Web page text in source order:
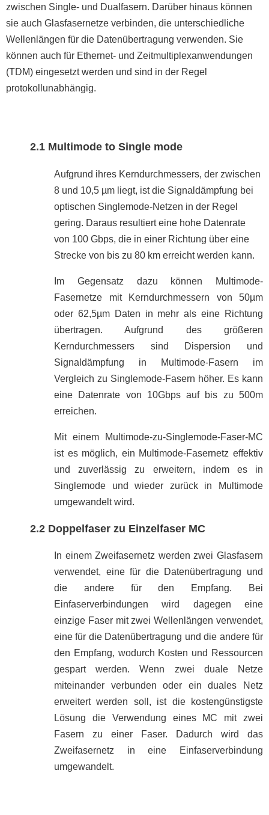
zwischen Single- und Dualfasern. Darüber hinaus können
sie auch Glasfasernetze verbinden, die unterschiedliche
Wellenlängen für die Datenübertragung verwenden. Sie
können auch für Ethernet- und Zeitmultiplexanwendungen
(TDM) eingesetzt werden und sind in der Regel
protokollunabhängig.
2.1 Multimode to Single mode
Aufgrund ihres Kerndurchmessers, der zwischen
8 und 10,5 µm liegt, ist die Signaldämpfung bei
optischen Singlemode-Netzen in der Regel
gering. Daraus resultiert eine hohe Datenrate
von 100 Gbps, die in einer Richtung über eine
Strecke von bis zu 80 km erreicht werden kann.
Im Gegensatz dazu können Multimode-
Fasernetze mit Kerndurchmessern von 50µm
oder 62,5µm Daten in mehr als eine Richtung
übertragen. Aufgrund des größeren
Kerndurchmessers sind Dispersion und
Signaldämpfung in Multimode-Fasern im
Vergleich zu Singlemode-Fasern höher. Es kann
eine Datenrate von 10Gbps auf bis zu 500m
erreichen.
Mit einem Multimode-zu-Singlemode-Faser-MC
ist es möglich, ein Multimode-Fasernetz effektiv
und zuverlässig zu erweitern, indem es in
Singlemode und wieder zurück in Multimode
umgewandelt wird.
2.2 Doppelfaser zu Einzelfaser MC
In einem Zweifasernetz werden zwei Glasfasern
verwendet, eine für die Datenübertragung und
die andere für den Empfang. Bei
Einfaserverbindungen wird dagegen eine
einzige Faser mit zwei Wellenlängen verwendet,
eine für die Datenübertragung und die andere für
den Empfang, wodurch Kosten und Ressourcen
gespart werden. Wenn zwei duale Netze
miteinander verbunden oder ein duales Netz
erweitert werden soll, ist die kostengünstigste
Lösung die Verwendung eines MC mit zwei
Fasern zu einer Faser. Dadurch wird das
Zweifasernetz in eine Einfaserverbindung
umgewandelt.